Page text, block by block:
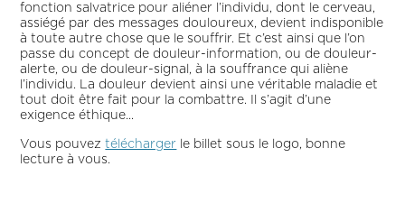
fonction salvatrice pour aliéner l’individu, dont le cerveau,
assiégé par des messages douloureux, devient indisponible
à toute autre chose que le souffrir. Et c’est ainsi que l’on
passe du concept de douleur-information, ou de douleur-
alerte, ou de douleur-signal, à la souffrance qui aliène
l’individu. La douleur devient ainsi une véritable maladie et
tout doit être fait pour la combattre. Il s’agit d’une
exigence éthique...
Vous pouveztélécharger le billet sous le logo, bonne
lecture à vous.